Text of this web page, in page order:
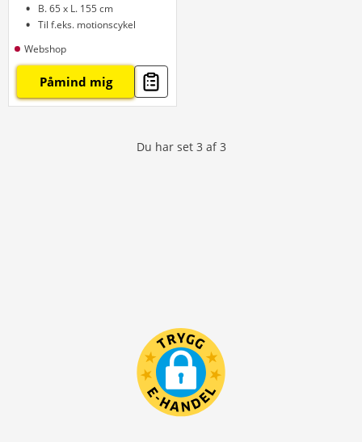
B. 65 x L. 155 cm
Til f.eks. motionscykel
Webshop
Påmind mig
Du har set 3 af 3